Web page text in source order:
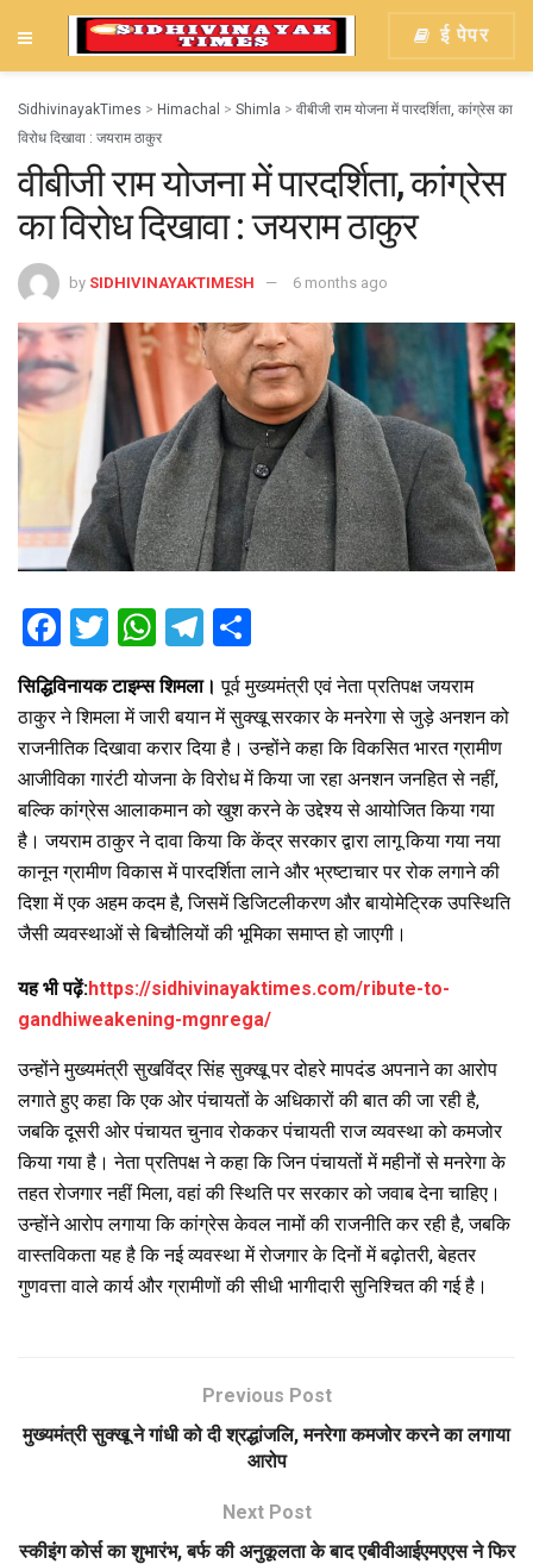
ई पेपर
SidhivinayakTimes > Himachal > Shimla > वीबीजी राम योजना में पारदर्शिता, कांग्रेस का
विरोध दिखावा : जयराम ठाकुर
वीबीजी राम योजना में पारदर्शिता, कांग्रेस
का विरोध दिखावा : जयराम ठाकुर
by SIDHIVINAYAKTIMESH 6 months ago
F
a
ce
b
o
o
k
T
tt
er
W
h
at
s
A
p
p
T
e
gr
a
m
ar
e
सिद्धिविनायक टाइम्स शिमला।पूर्व मुख्यमंत्री एवं नेता प्रतिपक्ष जयराम
ठाकुर ने शिमला में जारी बयान में सुक्खू सरकार के मनरेगा से जुड़े अनशन को
राजनीतिक दिखावा करार दिया है। उन्होंने कहा कि विकसित भारत ग्रामीण
आजीविका गारंटी योजना के विरोध में किया जा रहा अनशन जनहित से नहीं,
बल्कि कांग्रेस आलाकमान को खुश करने के उद्देश्य से आयोजित किया गया
है। जयराम ठाकुर ने दावा किया कि केंद्र सरकार द्वारा लागू किया गया नया
कानून ग्रामीण विकास में पारदर्शिता लाने और भ्रष्टाचार पर रोक लगाने की
दिशा में एक अहम कदम है, जिसमें डिजिटलीकरण और बायोमेट्रिक उपस्थिति
जैसी व्यवस्थाओं से बिचौलियों की भूमिका समाप्त हो जाएगी।
यह भी पढ़ें:https://sidhivinayaktimes.com/ribute-to-
gandhiweakening-mgnrega/
उन्होंने मुख्यमंत्री सुखविंद्र सिंह सुक्खू पर दोहरे मापदंड अपनाने का आरोप
लगाते हुए कहा कि एक ओर पंचायतों के अधिकारों की बात की जा रही है,
जबकि दूसरी ओर पंचायत चुनाव रोककर पंचायती राज व्यवस्था को कमजोर
किया गया है। नेता प्रतिपक्ष ने कहा कि जिन पंचायतों में महीनों से मनरेगा के
तहत रोजगार नहीं मिला, वहां की स्थिति पर सरकार को जवाब देना चाहिए।
उन्होंने आरोप लगाया कि कांग्रेस केवल नामों की राजनीति कर रही है, जबकि
वास्तविकता यह है कि नई व्यवस्था में रोजगार के दिनों में बढ़ोतरी, बेहतर
गुणवत्ता वाले कार्य और ग्रामीणों की सीधी भागीदारी सुनिश्चित की गई है।
Previous Post
मुख्यमंत्री सुक्खू ने गांधी को दी श्रद्धांजलि, मनरेगा कमजोर करने का लगाया
आरोप
Next Post
स्कीइंग कोर्स का शुभारंभ, बर्फ की अनुकूलता के बाद एबीवीआईएमएएस ने फिर